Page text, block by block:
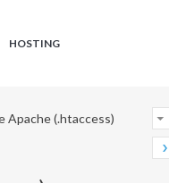
HOSTING
Apache (.htaccess)